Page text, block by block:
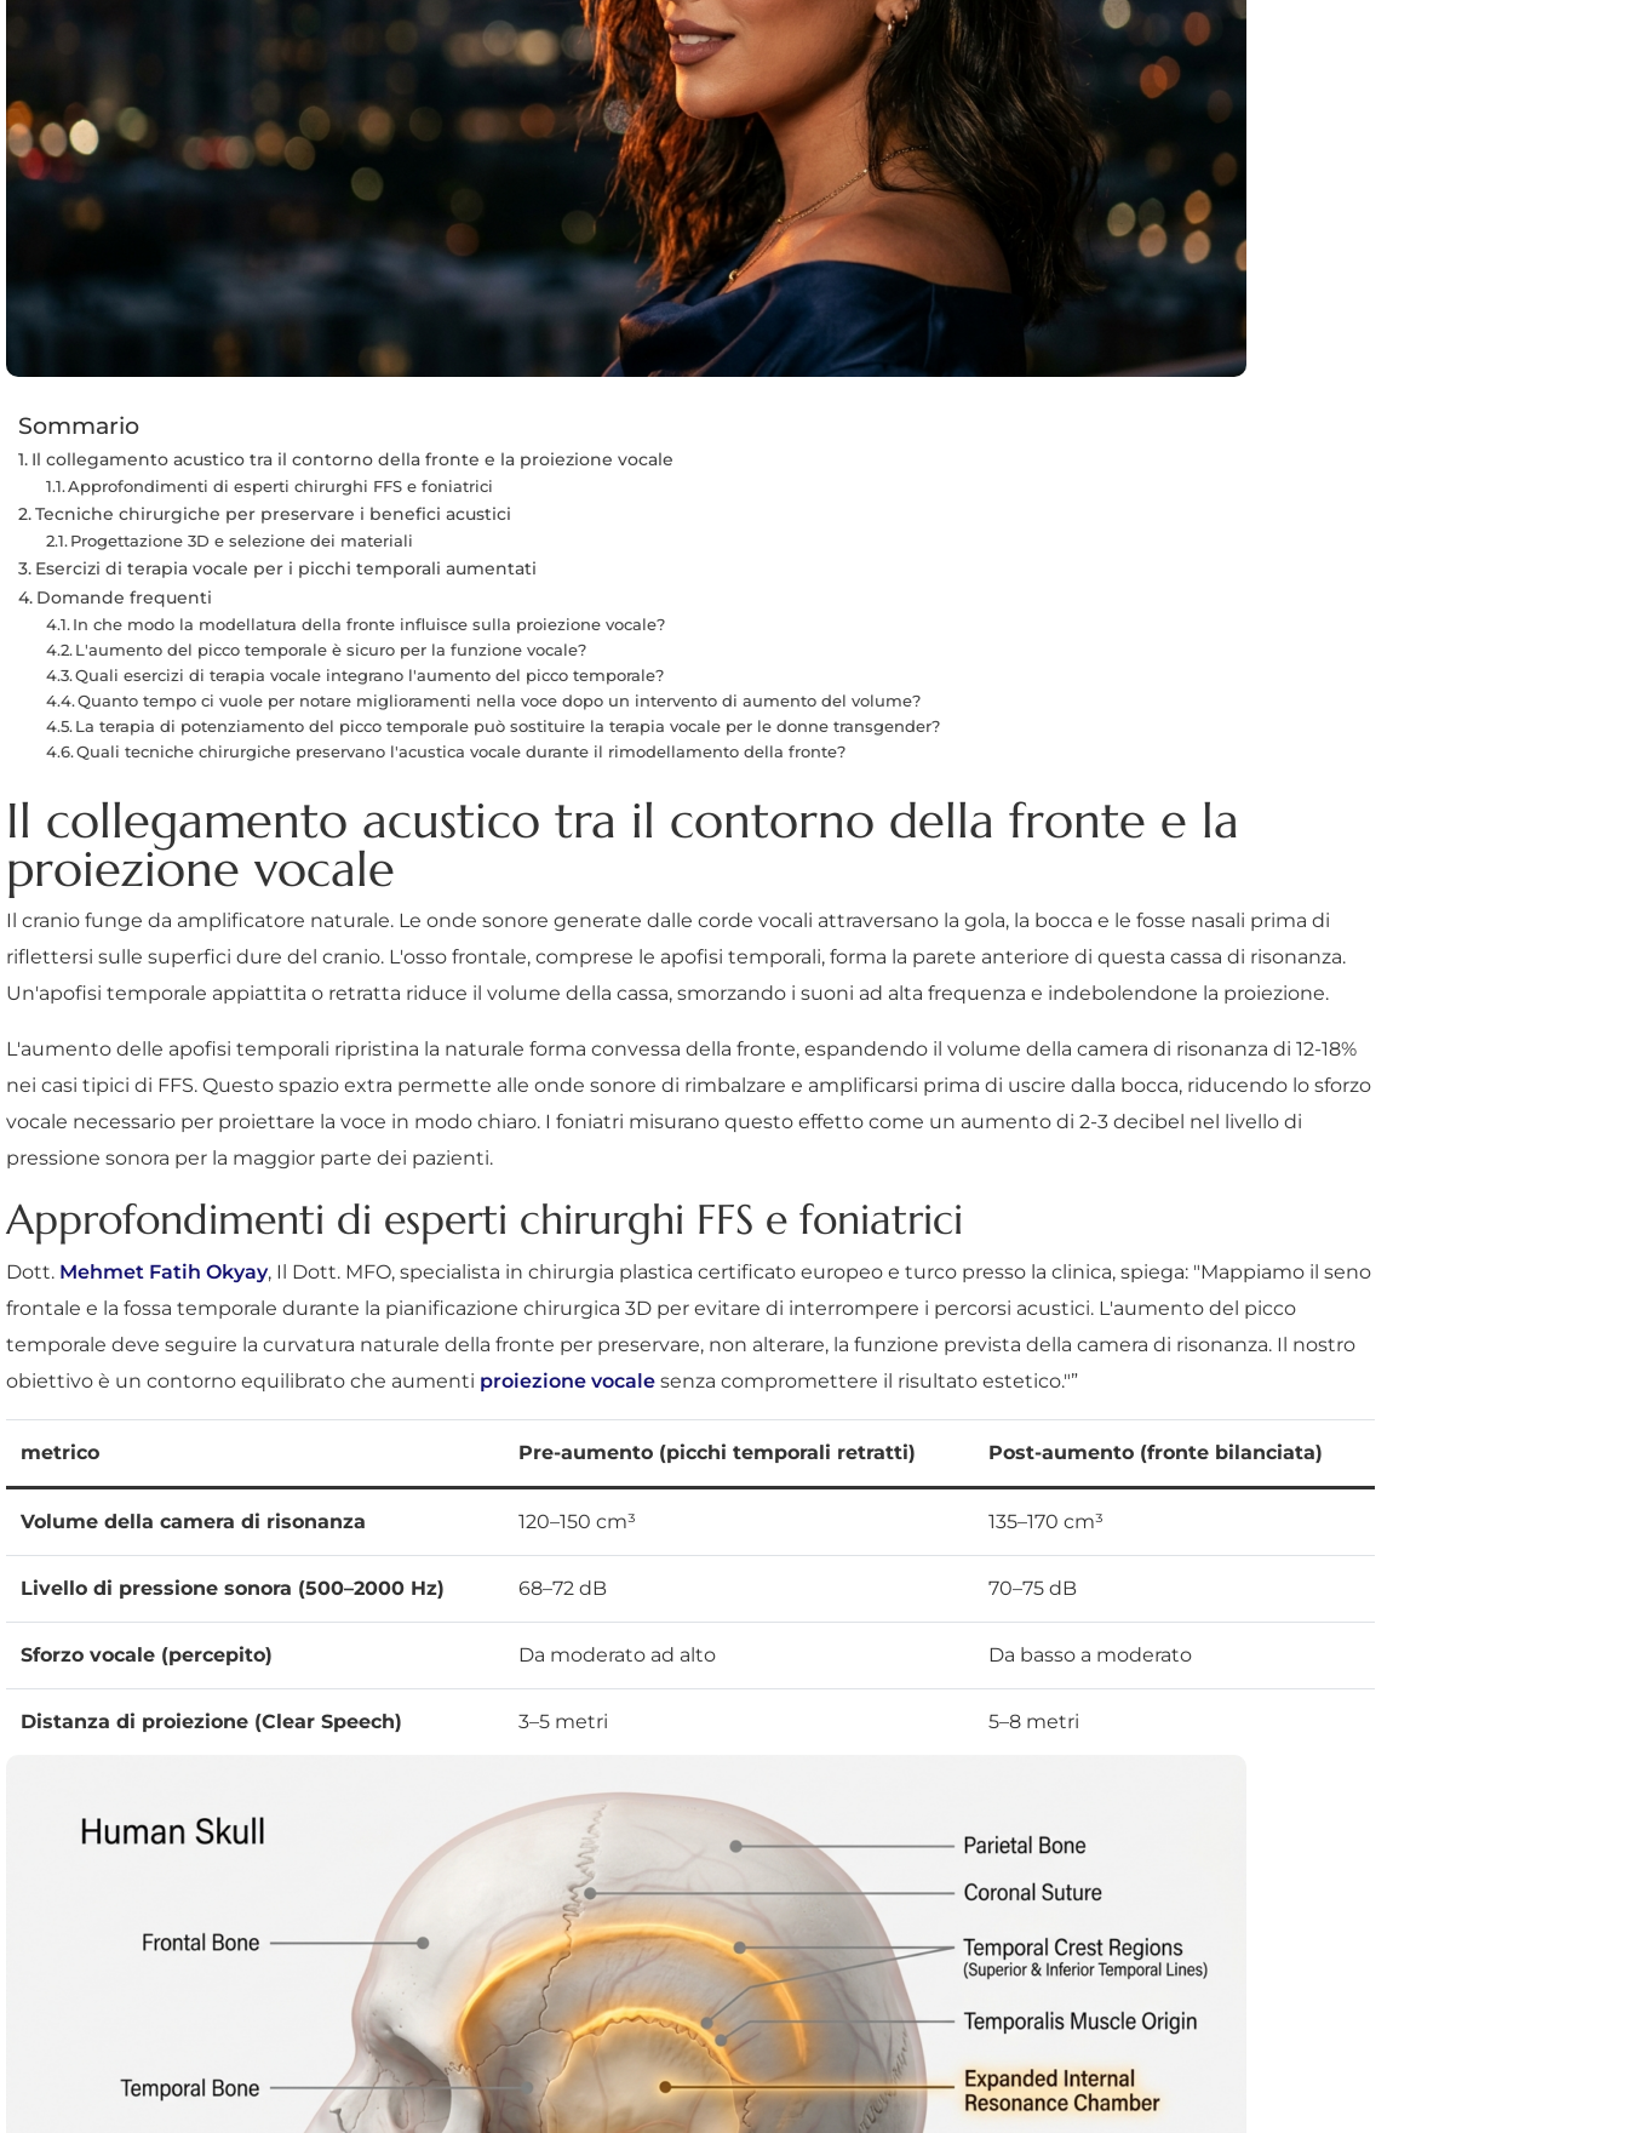
Sommario
Il collegamento acustico tra il contorno della fronte e la proiezione vocale
Approfondimenti di esperti chirurghi FFS e foniatrici
Tecniche chirurgiche per preservare i benefici acustici
Progettazione 3D e selezione dei materiali
Esercizi di terapia vocale per i picchi temporali aumentati
Domande frequenti
In che modo la modellatura della fronte influisce sulla proiezione vocale?
L'aumento del picco temporale è sicuro per la funzione vocale?
Quali esercizi di terapia vocale integrano l'aumento del picco temporale?
Quanto tempo ci vuole per notare miglioramenti nella voce dopo un intervento di aumento del volume?
La terapia di potenziamento del picco temporale può sostituire la terapia vocale per le donne transgender?
Quali tecniche chirurgiche preservano l'acustica vocale durante il rimodellamento della fronte?
Il collegamento acustico tra il contorno della fronte e la
proiezione vocale
Il cranio funge da amplificatore naturale. Le onde sonore generate dalle corde vocali attraversano la gola, la bocca e le fosse nasali prima di
riflettersi sulle superfici dure del cranio. L'osso frontale, comprese le apofisi temporali, forma la parete anteriore di questa cassa di risonanza.
Un'apofisi temporale appiattita o retratta riduce il volume della cassa, smorzando i suoni ad alta frequenza e indebolendone la proiezione.
L'aumento delle apofisi temporali ripristina la naturale forma convessa della fronte, espandendo il volume della camera di risonanza di 12-18%
nei casi tipici di FFS. Questo spazio extra permette alle onde sonore di rimbalzare e amplificarsi prima di uscire dalla bocca, riducendo lo sforzo
vocale necessario per proiettare la voce in modo chiaro. I foniatri misurano questo effetto come un aumento di 2-3 decibel nel livello di
pressione sonora per la maggior parte dei pazienti.
Approfondimenti di esperti chirurghi FFS e foniatrici
Dott. Mehmet Fatih Okyay, Il Dott. MFO, specialista in chirurgia plastica certificato europeo e turco presso la clinica, spiega: "Mappiamo il seno
frontale e la fossa temporale durante la pianificazione chirurgica 3D per evitare di interrompere i percorsi acustici. L'aumento del picco
temporale deve seguire la curvatura naturale della fronte per preservare, non alterare, la funzione prevista della camera di risonanza. Il nostro
obiettivo è un contorno equilibrato che aumenti proiezione vocale senza compromettere il risultato estetico."”
metrico Pre-aumento (picchi temporali retratti) Post-aumento (fronte bilanciata)
Volume della camera di risonanza 120–150 cm³ 135–170 cm³
Livello di pressione sonora (500–2000 Hz) 68–72 dB 70–75 dB
Sforzo vocale (percepito) Da moderato ad alto Da basso a moderato
Distanza di proiezione (Clear Speech) 3–5 metri 5–8 metri